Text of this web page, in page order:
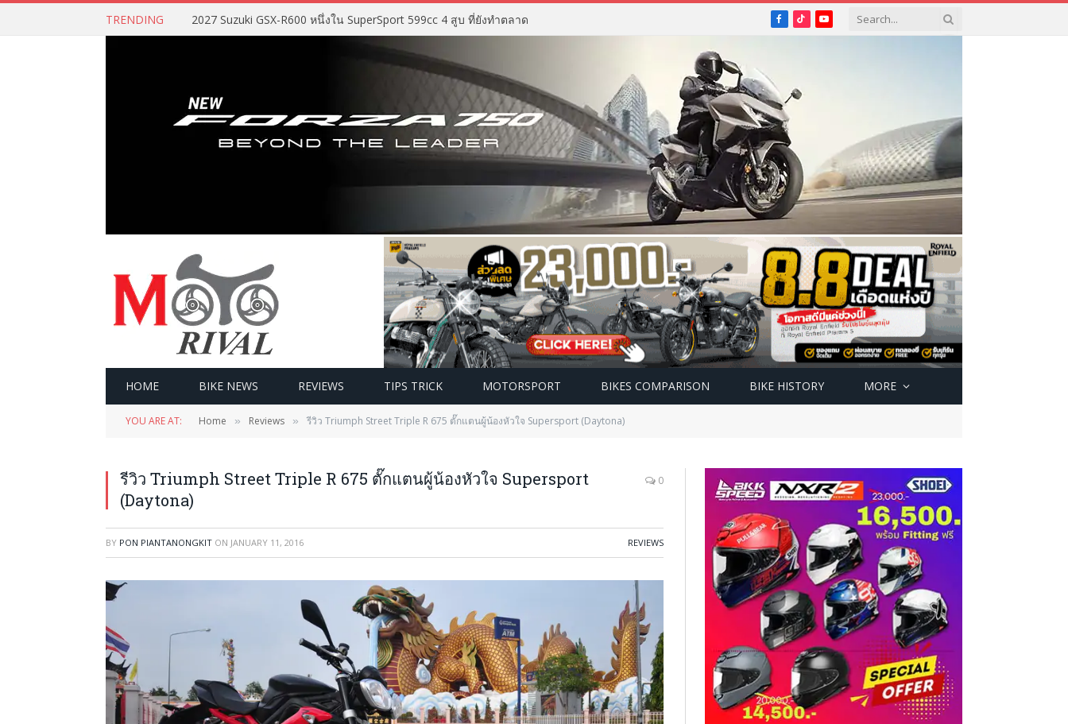
TRENDING 2027 Suzuki GSX-R600 หนึ่งใน SuperSport 599cc 4 สูบ ที่ยังทำตลาด Facebook
TikTokYouTube
HOME BIKE NEWS REVIEWS TIPS TRICK MOTORSPORT BIKES COMPARISON BIKE HISTORY MORE
YOU ARE AT: Home » Reviews » รีวิว Triumph Street Triple R 675 ตั๊กแตนผู้น้องหัวใจ Supersport (Daytona)
รีวิว Triumph Street Triple R 675 ตั๊กแตนผู้น้องหัวใจ Supersport
(Daytona)
0
BY PON PIANTANONGKIT ON JANUARY 11, 2016 REVIEWS